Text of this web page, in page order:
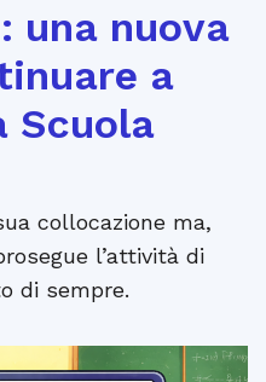
una nuova
a
Scuola
collocazione ma,
l’attività di
di sempre.